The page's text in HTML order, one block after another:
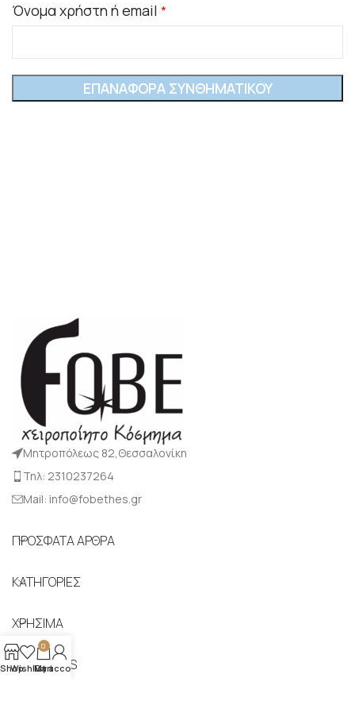
Όνομα χρήστη ή email *
ΕΠΑΝΑΦΟΡΆ ΣΥΝΘΗΜΑΤΙΚΟΎ
Μητροπόλεως 82,Θεσσαλονίκη
Τηλ: 2310237264
Mail: info@fobethes.gr
ΠΡΟΣΦΑΤΑ ΑΡΘΡΑ
ΚΑΤΗΓΟΡΙΕΣ
ΧΡΗΣΙΜΑ
FOLLOW US
Shop
Wishlist
0
Cart
My account